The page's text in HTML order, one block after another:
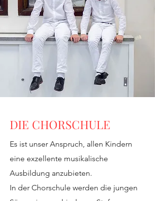
DIE CHORSCHULE
Es ist unser Anspruch, allen Kindern
eine exzellente musikalische
Ausbildung anzubieten.
In der Chorschule werden die jungen